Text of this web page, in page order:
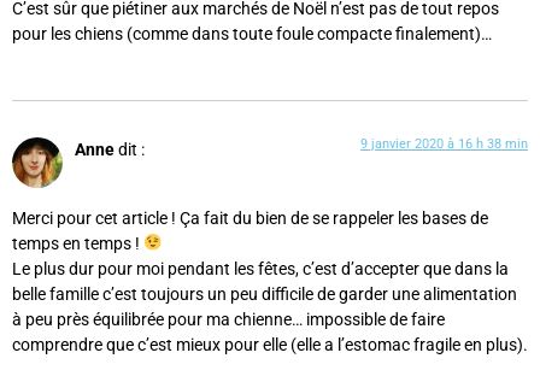
C’est sûr que piétiner aux marchés de Noël n’est pas de tout repos
pour les chiens (comme dans toute foule compacte finalement)…
Annedit : 9 janvier 2020 à 16 h 38 min
Merci pour cet article ! Ça fait du bien de se rappeler les bases de
temps en temps !
Le plus dur pour moi pendant les fêtes, c’est d’accepter que dans la
belle famille c’est toujours un peu difficile de garder une alimentation
à peu près équilibrée pour ma chienne… impossible de faire
comprendre que c’est mieux pour elle (elle a l’estomac fragile en plus).